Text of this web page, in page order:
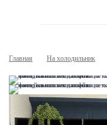
Главная На холодильник